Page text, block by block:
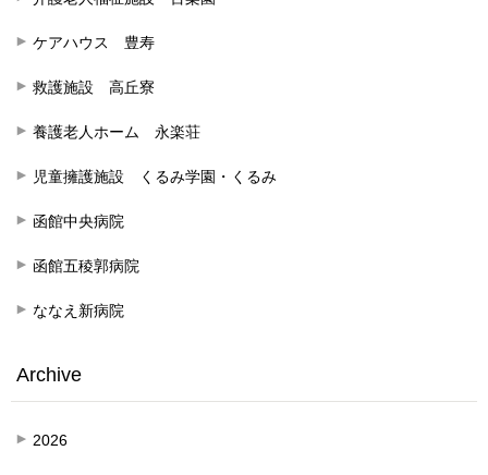
ケアハウス 豊寿
救護施設 高丘寮
養護老人ホーム 永楽荘
児童擁護施設 くるみ学園・くるみ
函館中央病院
函館五稜郭病院
ななえ新病院
Archive
2026